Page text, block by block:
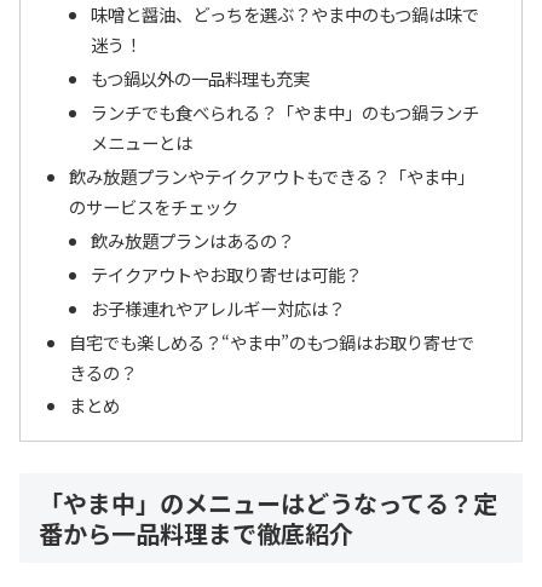
味噌と醤油、どっちを選ぶ？やま中のもつ鍋は味で
迷う！
もつ鍋以外の一品料理も充実
ランチでも食べられる？「やま中」のもつ鍋ランチ
メニューとは
飲み放題プランやテイクアウトもできる？「やま中」
のサービスをチェック
飲み放題プランはあるの？
テイクアウトやお取り寄せは可能？
お子様連れやアレルギー対応は？
自宅でも楽しめる？“やま中”のもつ鍋はお取り寄せで
きるの？
まとめ
「やま中」のメニューはどうなってる？定
番から一品料理まで徹底紹介